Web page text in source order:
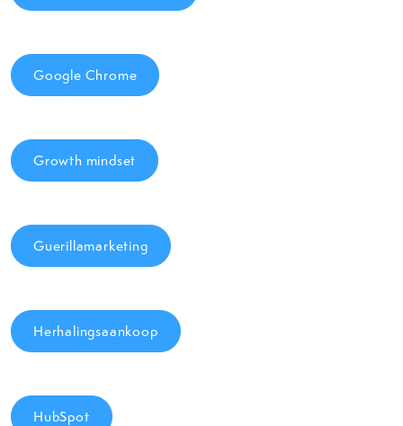
Google Chrome
Growth mindset
Guerillamarketing
Herhalingsaankoop
HubSpot